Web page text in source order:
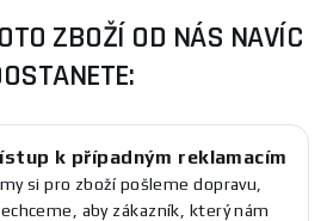
ZBOŽÍ OD NÁS NAVÍC
k případným reklamacím
si pro zboží pošleme dopravu,
aby zákazník, který nám